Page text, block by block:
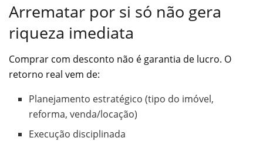
Arrematar por si só não gera
riqueza imediata
Comprar com desconto não é garantia de lucro. O
retorno real vem de:
Planejamento estratégico (tipo do imóvel,
reforma, venda/locação)
Execução disciplinada